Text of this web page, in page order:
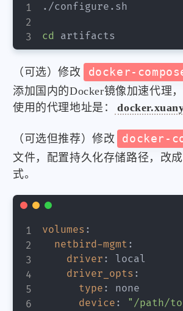
./configure.sh
cd
（可选）修改 docker-
添加国内的Docker镜像加速代理
使用的代理地址是：
（可选但推荐）修改
docker-
文件，配置持久化存储路径，改
式。
volumes :
netbird-mgmt :
driver :
local
driver_opts :
type :
none
device :
"/path/